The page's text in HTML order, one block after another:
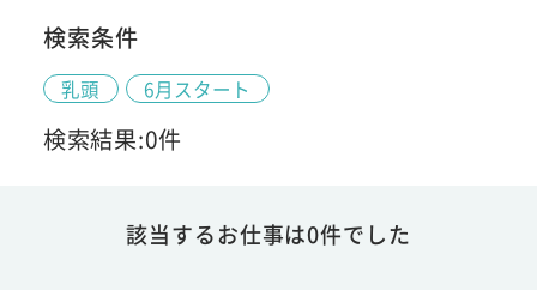
検索条件
乳頭 6月スタート
検索結果:0件
該当するお仕事は0件でした